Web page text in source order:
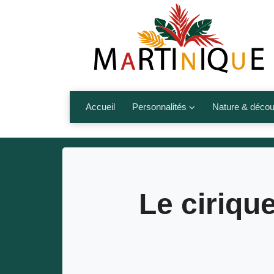
Accueil Personnalités
Artistes
Politiques
Nature &
Fleurs, fruits,
Montagnes et
Le